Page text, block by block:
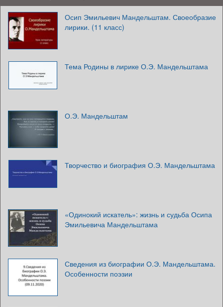
Осип Эмильевич Мандельштам. Своеобразие
лирики. (11 класс)
Тема Родины в лирике О.Э. Мандельштама
О.Э. Мандельштам
Творчество и биография О.Э. Мандельштама
«Одинокий искатель»: жизнь и судьба Осипа
Эмильевича Мандельштама
Сведения из биографии О.Э. Мандельштама.
Особенности поэзии